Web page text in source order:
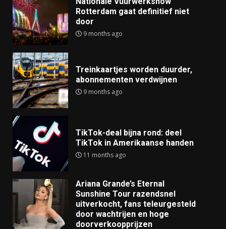
Rotterdam gaat definitief niet
door
9 months ago
Treinkaartjes worden duurder,
abonnementen verdwijnen
9 months ago
TikTok-deal bijna rond: deel
TikTok in Amerikaanse handen
11 months ago
Ariana Grande’s Eternal
Sunshine Tour razendsnel
uitverkocht, fans teleurgesteld
door wachtrijen en hoge
doorverkoopprijzen